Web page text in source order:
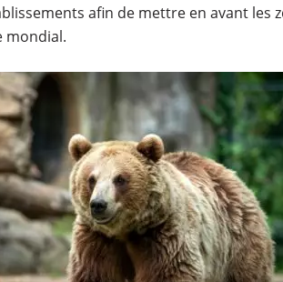
afin de mettre en avant les
mondial.